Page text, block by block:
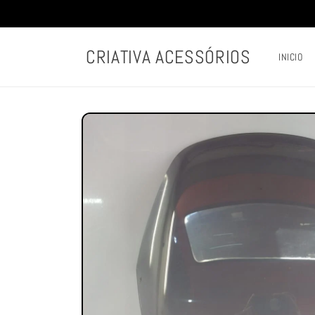
conteúdo
CRIATIVA ACESSÓRIOS INICIO
Pular para